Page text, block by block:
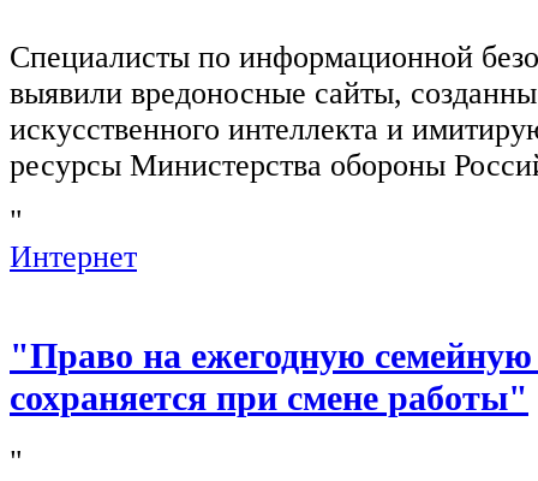
Специалисты по информационной
выявили вредоносные сайты,
искусственного интеллекта и
ресурсы Министерства обороны
"
Интернет
"Право на ежегодную
сохраняется при смене работы"
"